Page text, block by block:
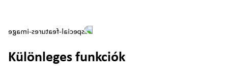
Különleges funkciók